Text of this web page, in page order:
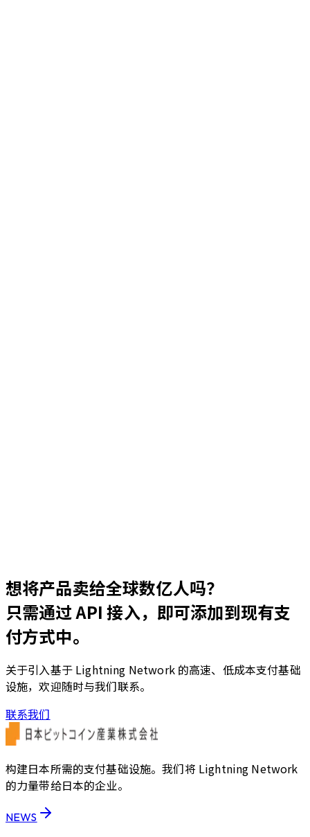
想将产品卖给全球数亿人吗？
只需通过 API 接入，即可添加到现有支
付方式中。
关于引入基于 Lightning Network 的高速、低成本支付基础
设施，欢迎随时与我们联系。
联系我们
构建日本所需的支付基础设施。我们将 Lightning Network
的力量带给日本的企业。
NEWS